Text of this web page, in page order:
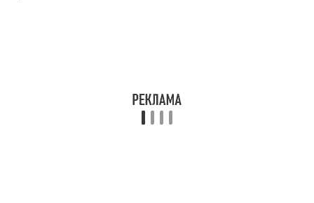
Средства от желтизны